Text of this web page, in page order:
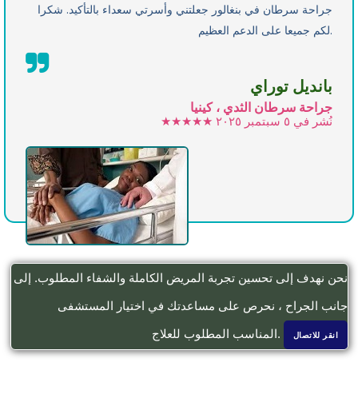
جراحة سرطان في بنغالور جعلتني وأسرتي سعداء بالتأكيد. شكرا
لكم جميعا على الدعم العظيم.
بانديل توراي
جراحة سرطان الثدي ، كينيا
★★★★★ نُشر في ٥ سبتمبر ٢٠٢٥
نحن نهدف إلى تحسين تجربة المريض الكاملة والشفاء المطلوب. إلى
جانب الجراح ، نحرص على مساعدتك في اختيار المستشفى
المناسب المطلوب للعلاج. انقر للاتصال